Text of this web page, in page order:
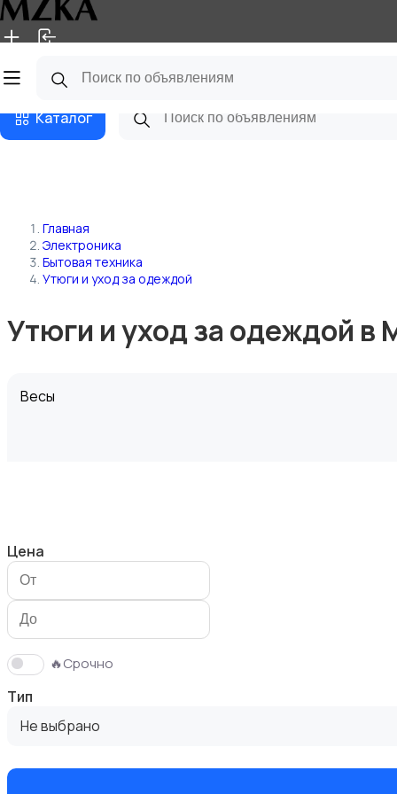
Главная Магазины
Каталог
Главная
Электроника
Бытовая техника
Утюги и уход за одеждой
Утюги и уход за одеждой в
Весы
Измельчение и смешивание
Цена
🔥Срочно
Тип
Не выбрано